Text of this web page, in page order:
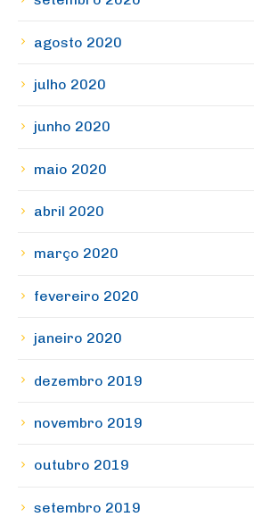
agosto 2020
julho 2020
junho 2020
maio 2020
abril 2020
março 2020
fevereiro 2020
janeiro 2020
dezembro 2019
novembro 2019
outubro 2019
setembro 2019